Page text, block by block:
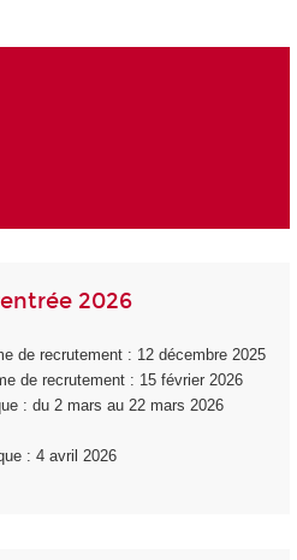
2026
de recrutement : 12 décembre 2025
de recrutement : 15 février 2026
: du 2 mars au 22 mars 2026
: 4 avril 2026